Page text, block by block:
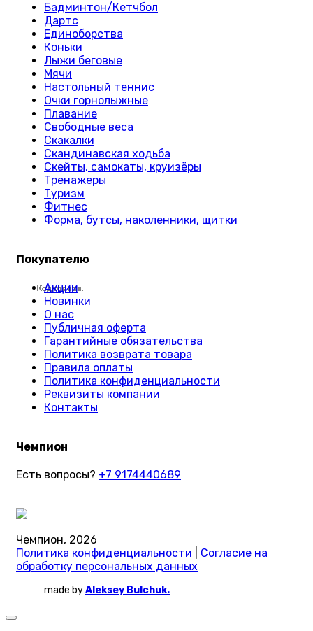
Код товара:
Код товара:
Код товара:
Код товара:
Код товара:
Код товара:
Код товара:
Код товара:
Код товара:
Код товара:
Код товара:
Код товара:
Код товара:
Код товара:
Код товара:
Код товара:
Код товара:
Код товара:
Код товара:
Код товара:
Код товара:
Код товара:
Код товара:
Код товара:
Бадминтон/Кетчбол
Дартс
Единоборства
Коньки
Лыжи беговые
Мячи
Настольный теннис
Очки горнолыжные
Плавание
Свободные веса
Скакалки
Скандинавская ходьба
Скейты, самокаты, круизёры
Тренажеры
Туризм
Фитнес
Форма, бутсы, наколенники, щитки
Покупателю
Акции
Новинки
О нас
Публичная оферта
Гарантийные обязательства
Политика возврата товара
Правила оплаты
Политика конфиденциальности
Реквизиты компании
Контакты
Чемпион
Есть вопросы? +7 9174440689
Чемпион, 2026
Политика конфиденциальности
Согласие на
обработку персональных данных
made byAleksey Bulchuk.